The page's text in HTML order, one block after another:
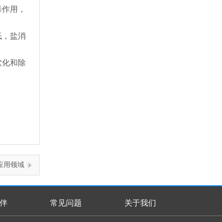
用，
盐消
和除
用领域
常见问题 关于我们